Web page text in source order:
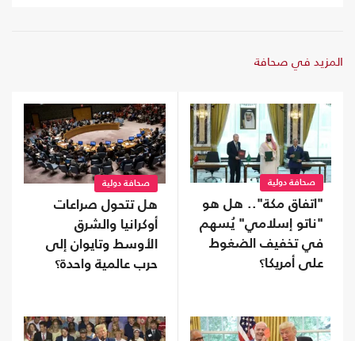
المزيد في صحافة
صحافة دولية
"اتفاق مكة".. هل هو
"ناتو إسلامي" يُسهم
في تخفيف الضغوط
على أمريكا؟
صحافة دولية
هل تتحول صراعات
أوكرانيا والشرق
الأوسط وتايوان إلى
حرب عالمية واحدة؟